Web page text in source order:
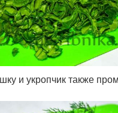
и укропчик также